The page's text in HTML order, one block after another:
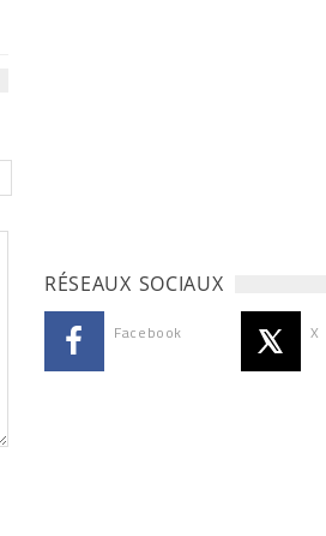
RÉSEAUX SOCIAUX
Facebook X